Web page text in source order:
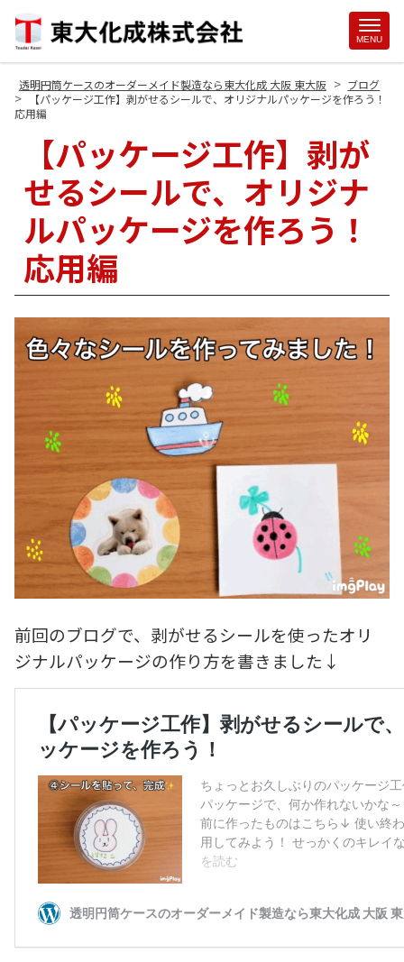
MENU
透明円筒ケースのオーダーメイド製造なら東大化成 大阪 東大阪 > ブログ
>
【パッケージ工作】剥がせるシールで、オリジナルパッケージを作ろう！
応用編
【パッケージ工作】剥が
せるシールで、オリジナ
ルパッケージを作ろう！
応用編
前回のブログで、剥がせるシールを使ったオリ
ジナルパッケージの作り方を書きました↓
Site
Footer